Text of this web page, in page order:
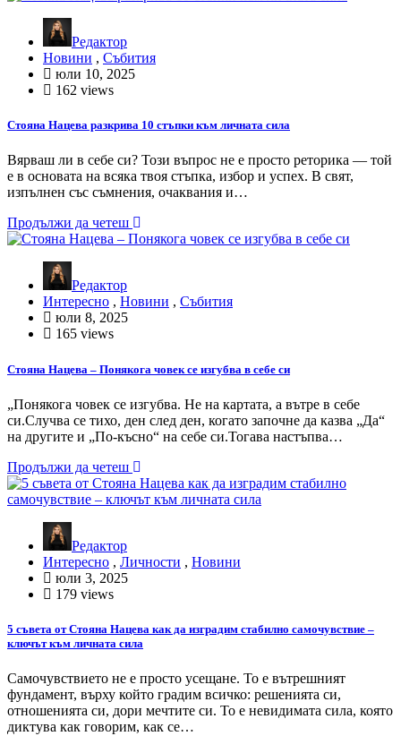
Редактор
Новини , Събития
юли 10, 2025
162 views
Стояна Нацева разкрива 10 стъпки към личната сила
Вярваш ли в себе си? Този въпрос не е просто реторика — той
е в основата на всяка твоя стъпка, избор и успех. В свят,
изпълнен със съмнения, очаквания и…
Продължи да четеш
Редактор
Интересно , Новини , Събития
юли 8, 2025
165 views
Стояна Нацева – Понякога човек се изгубва в себе си
„Понякога човек се изгубва. Не на картата, а вътре в себе
си.Случва се тихо, ден след ден, когато започне да казва „Да“
на другите и „По-късно“ на себе си.Тогава настъпва…
Продължи да четеш
Редактор
Интересно , Личности , Новини
юли 3, 2025
179 views
5 съвета от Стояна Нацева как да изградим стабилно самочувствие –
ключът към личната сила
Самочувствието не е просто усещане. То е вътрешният
фундамент, върху който градим всичко: решенията си,
отношенията си, дори мечтите си. То е невидимата сила, която
диктува как говорим, как се…